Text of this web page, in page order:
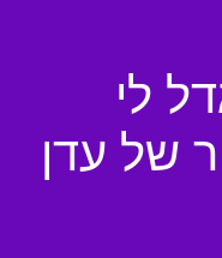
לי
של עדן